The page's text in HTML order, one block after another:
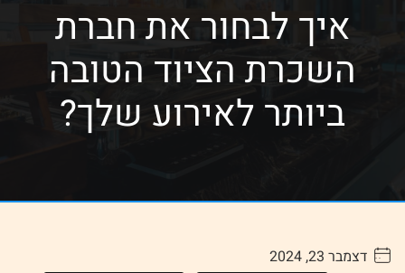
איך לבחור את חברת
השכרת הציוד הטובה
ביותר לאירוע שלך?
דצמבר 23, 2024